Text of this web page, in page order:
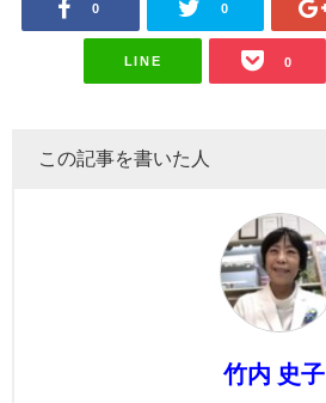
0 0
LINE 0
この記事を書いた人
竹内 史子